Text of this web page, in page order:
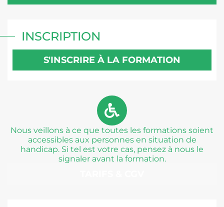
INSCRIPTION
S'INSCRIRE À LA FORMATION
Nous veillons à ce que toutes les formations soient
accessibles aux personnes en situation de
handicap. Si tel est votre cas, pensez à nous le
signaler avant la formation.